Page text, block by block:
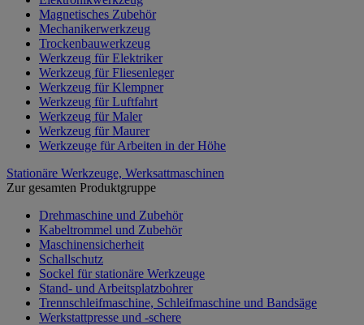
Magnetisches Zubehör
Mechanikerwerkzeug
Trockenbauwerkzeug
Werkzeug für Elektriker
Werkzeug für Fliesenleger
Werkzeug für Klempner
Werkzeug für Luftfahrt
Werkzeug für Maler
Werkzeug für Maurer
Werkzeuge für Arbeiten in der Höhe
Stationäre Werkzeuge, Werksattmaschinen
Zur gesamten Produktgruppe
Drehmaschine und Zubehör
Kabeltrommel und Zubehör
Maschinensicherheit
Schallschutz
Sockel für stationäre Werkzeuge
Stand- und Arbeitsplatzbohrer
Trennschleifmaschine, Schleifmaschine und Bandsäge
Werkstattpresse und -schere